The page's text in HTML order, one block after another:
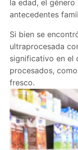
la edad, el
antecedentes
Si bien se
ultraprocesada
significativo en el
procesados,
fresco.